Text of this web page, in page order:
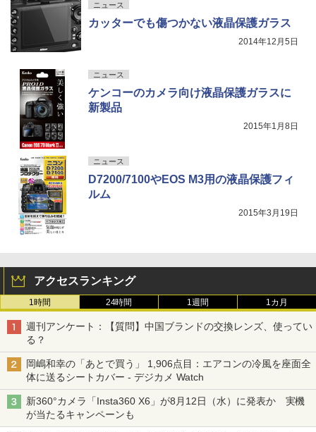
ニュース
カッターでも傷つかない液晶保護ガラス
2014年12月5日
ニュース
ケンコーのカメラ向け液晶保護ガラスに
新製品
2015年1月8日
ニュース
D7200/7100やEOS M3用の液晶保護フィ
ルム
2015年3月19日
アクセスランキング
1時間 24時間 1週間 1カ月
週刊アンケート：【質問】中国ブランドの交換レンズ、使ってい
る？
岡嶋和幸の「あとで買う」 1,906点目：エアコンの冷風を座面全
体に送るシートカバー - デジカメ Watch
新360°カメラ「Insta360 X6」が8月12日（水）に発表か 実機
が当たるキャンペーンも